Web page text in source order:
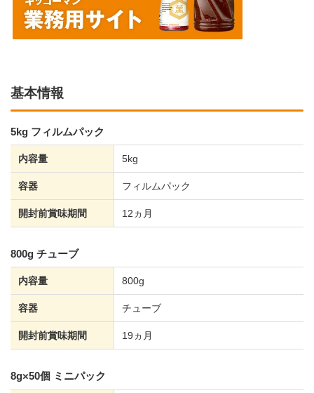
基本情報
5kg フィルムパック
内容量 5kg
容器 フィルムパック
開封前賞味期間 12ヵ月
800g チューブ
内容量 800g
容器 チューブ
開封前賞味期間 19ヵ月
8g×50個 ミニパック